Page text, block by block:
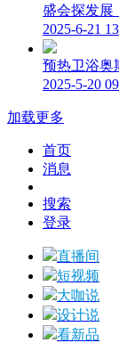
盛会探发展
2025-6-21
预热卫浴奥
2025-5-20
加载更多
首页
消息
搜索
登录
直播间
短视频
大咖说
设计说
看新品